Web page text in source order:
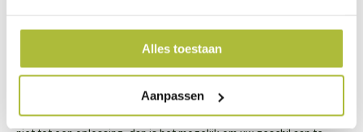
Alles toestaan
Aanpassen
gepland. We raden u aan om klachten eerst bij ons kenbaar te
maken door te mailen naarverkoop@kantenklaarhagen.nl. Leidt dit